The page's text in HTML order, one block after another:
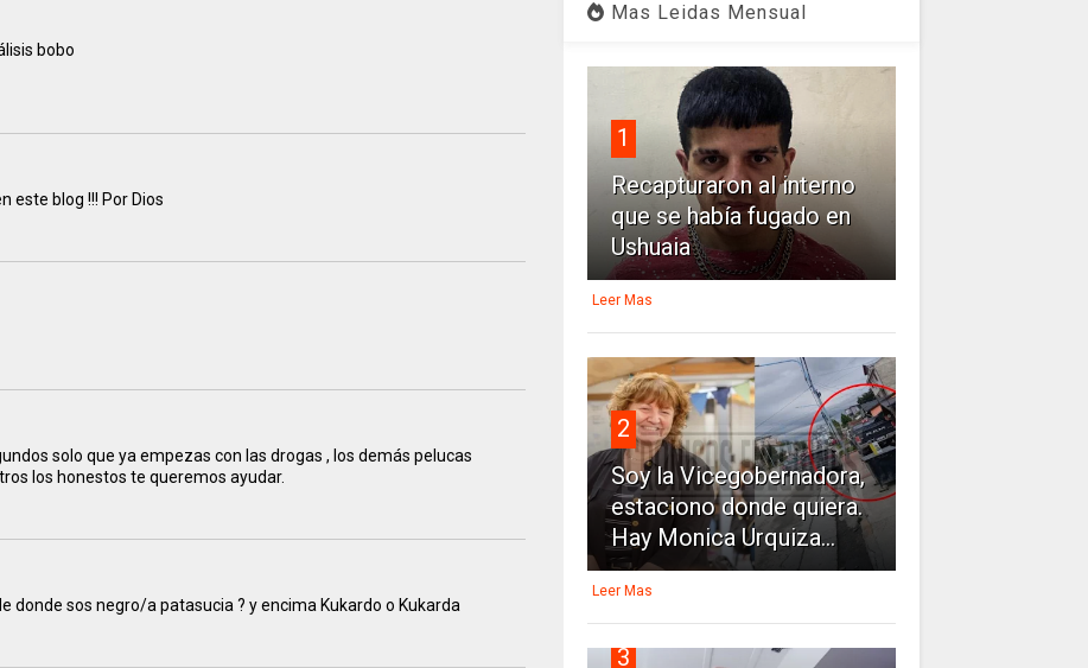
bobo
este blog !!! Por Dios
solo que ya empezas con las drogas , los demás pelucas
los honestos te queremos ayudar.
donde sos negro/a patasucia ? y encima Kukardo o Kukarda
Mas Leidas Mensual
1
Recapturaron al interno
que se había fugado en
Ushuaia
Leer Mas
2
Soy la Vicegobernadora,
estaciono donde quiera.
Hay Monica Urquiza...
Leer Mas
3